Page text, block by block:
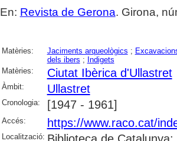
En: Revista de Gerona. Girona,
Matèries: Jaciments arqueològics ;
dels ibers ; Indigets
Matèries:
Ciutat Ibèrica d'Ullastret
Àmbit: Ullastret
Cronologia: [1947 - 1961]
Accés: https://www.raco.cat/
Localització: